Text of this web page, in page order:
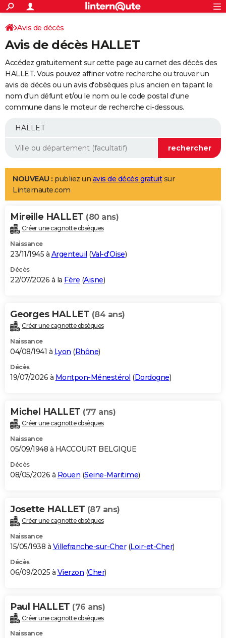
ACTUALITÉS
Politique
Société
Faits Divers
Education
Monde
Villes
+
SPORT
Coupe du monde 2026
Football
Tennis
Cyclisme
Rugby
Forum
Programme TV
TNT
Streaming
Cinéma
Sorties cinéma
Musique
+
FINANCE
Retraite
Epargne
Immobilier
Risques naturels par ville
Banque
Assurance
AUTO
Essais
Réserver un essai
Citadines
Berlines
SUV
Forum auto
+
Mobiles
Meilleur smartphone
Internet
Ordinateurs
Jeux vidéo
Guide high-tech
Aménagement intérieur
LIFESTYLE
Art de vivre
Bien-être
Loisirs
Mode
Modes de vie
Alimentation
Guide de la santé
Maladies
Médicaments
Sommeil
VOYAGE
Destinations
City break
Voyage nature
Voyage de noces
Forum
Climat
+PHOTO
GUIDES D'ACHAT
BONS PLANS
Carte de Noël
Carte Bonne année
Carte Saint-Valentin
Carte Pâques
Carte d'anniversaire
DICTIONNAIRE
Dictionnaire
Biographies
Citations
Expressions
Proverbes
PROGRAMME TV
S'inscrire
Se connecter
Lycées
Collèges
Primaires
Universités
Entreprises
Service militaire
Avis de recherche
AVIS DE DÉCÈS
Bricolage
Lifestyle
Culture
Sport
Auto
Television
Voyage
Cinema
Avis de décès
Avis de décès HALLET
Accédez gratuitement sur cette page au carnet des décès des
HALLET. Vous pouvez affiner votre recherche ou trouver un
avis de décès ou un avis d'obsèques plus ancien en tapant le
nom d'un défunt et/ou le nom ou le code postal d'une
commune dans le moteur de recherche ci-dessous.
NOUVEAU : publiez un avis de décès gratuitsur
Linternaute.com
Mireille HALLET (80 ans)
Créer une cagnotte obsèques
Naissance
23/11/1945 à Argenteuil (Val-d'Oise)
Décès
22/07/2026 à la Fère (Aisne)
Georges HALLET (84 ans)
Créer une cagnotte obsèques
Naissance
04/08/1941 à Lyon (Rhône)
Décès
19/07/2026 à Montpon-Ménestérol (Dordogne)
Michel HALLET (77 ans)
Créer une cagnotte obsèques
Naissance
05/09/1948 à HACCOURT BELGIQUE
Décès
08/05/2026 à Rouen (Seine-Maritime)
Josette HALLET (87 ans)
Créer une cagnotte obsèques
Naissance
15/05/1938 à Villefranche-sur-Cher(Loir-et-Cher)
Décès
06/09/2025 à Vierzon (Cher)
Paul HALLET (76 ans)
Créer une cagnotte obsèques
Naissance